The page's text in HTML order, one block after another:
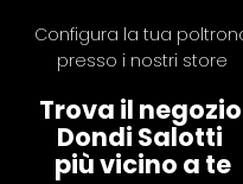
Configura la tua
pr​​esso i nostri store
Trova il negozio
Dondi Salotti
più vicino a te